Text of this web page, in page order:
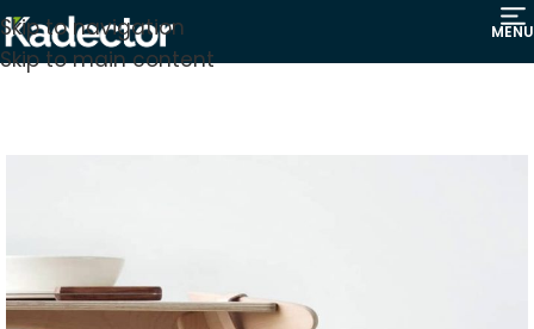
Skip to navigation
Skip to main content
MENU